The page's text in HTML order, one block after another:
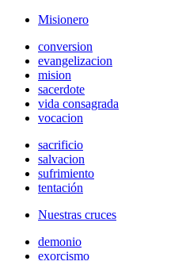
Misionero
conversion
evangelizacion
mision
sacerdote
vida consagrada
vocacion
sacrificio
salvacion
sufrimiento
tentación
Nuestras cruces
demonio
exorcismo